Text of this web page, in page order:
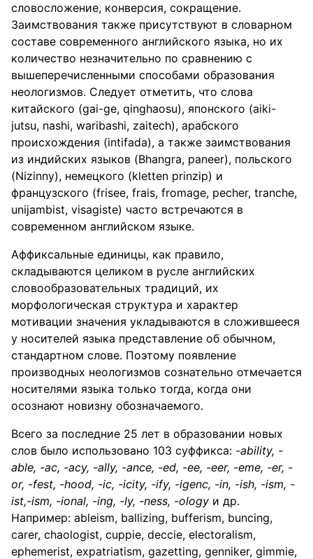
словосложение, конверсия, сокращение.
Заимствования также присутствуют в словарном
составе современного английского языка, но их
количество незначительно по сравнению с
вышеперечисленными способами образования
неологизмов. Следует отметить, что слова
китайского (gai-ge, qinghaosu), японского (aiki-
jutsu, nashi, waribashi, zaitech), арабского
происхождения (intifada), а также заимствования
из индийских языков (Bhangra, paneer), польского
(Nizinny), немецкого (kletten prinzip) и
французского (frisee, frais, fromage, pecher, tranche,
unijambist, visagiste) часто встречаются в
современном английском языке.
Аффиксальные единицы, как правило,
складываются целиком в русле английских
словообразовательных традиций, их
морфологическая структура и характер
мотивации значения укладываются в сложившееся
у носителей языка представление об обычном,
стандартном слове. Поэтому появление
производных неологизмов сознательно отмечается
носителями языка только тогда, когда они
осознают новизну обозначаемого.
Всего за последние 25 лет в образовании новых
слов было использовано 103 суффикса: -ability, -
able, -ac, -acy, -ally, -ance, -ed, -ee, -eer, -eme, -er, -
or, -fest, -hood, -ic, -icity, -ify, -igenc, -in, -ish, -ism, -
ist,-ism, -ional, -ing, -ly, -ness, -ology и др.
Например: ableism, ballizing, bufferism, buncing,
carer, chaologist, cuppie, deccie, electoralism,
ephemerist, expatriatism, gazetting, genniker, gimmie,